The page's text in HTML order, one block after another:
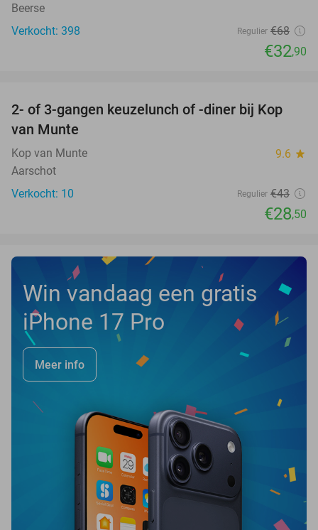
Beerse
Verkocht: 398
Regulier €68
€32,90
34%
TODAY
2- of 3-gangen keuzelunch of -diner bij Kop
van Munte
Kop van Munte 9.6 star
Aarschot
Verkocht: 10
Regulier €43
€28,50
Win vandaag een gratis
iPhone 17 Pro
Meer info